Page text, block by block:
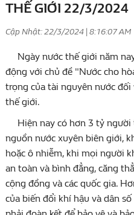
THẾ GIỚI 22/3/2024
Cập Nhật: 22/3/2024 | 8:16:07 AM
Ngày nước thế giới năm
động với chủ đề "Nước cho
trọng của tài nguyên nước
thế giới.
Hiện nay có hơn 3 tỷ người
nguồn nước xuyên biên giới,
hoặc ô nhiễm, khi mọi người
an toàn và bình đẳng, căng
cộng đồng và các quốc gia.
của biến đổi khí hậu và dân